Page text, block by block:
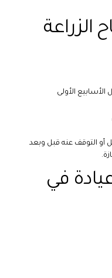
الزراعة
الأولى
أو التوقف عنه قبل وبعد
في